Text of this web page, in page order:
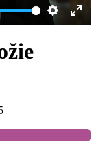
Settings